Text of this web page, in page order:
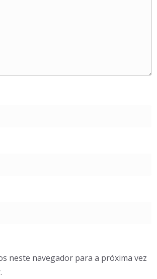
neste navegador para a próxima vez